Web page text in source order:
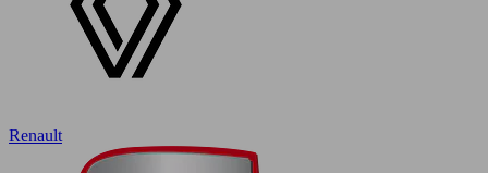
Renault